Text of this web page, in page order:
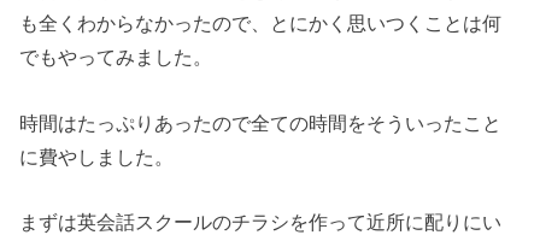
も全くわからなかったので、とにかく思いつくことは何
でもやってみました。
時間はたっぷりあったので全ての時間をそういったこと
に費やしました。
まずは英会話スクールのチラシを作って近所に配りにい